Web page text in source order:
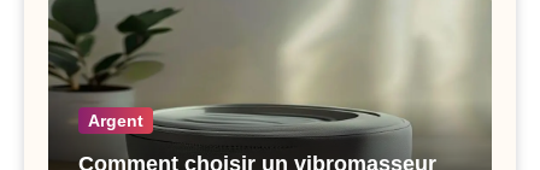
Argent
Comment choisir un vibromasseur